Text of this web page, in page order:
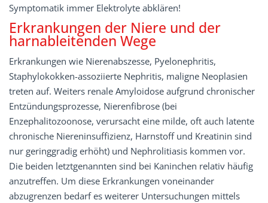
Symptomatik immer Elektrolyte abklären!
Erkrankungen der Niere und der
harnableitenden Wege
Erkrankungen wie Nierenabszesse, Pyelonephritis,
Staphylokokken-assoziierte Nephritis, maligne Neoplasien
treten auf. Weiters renale Amyloidose aufgrund chronischer
Entzündungsprozesse, Nierenfibrose (bei
Enzephalitozoonose, verursacht eine milde, oft auch latente
chronische Niereninsuffizienz, Harnstoff und Kreatinin sind
nur geringgradig erhöht) und Nephrolitiasis kommen vor.
Die beiden letztgenannten sind bei Kaninchen relativ häufig
anzutreffen. Um diese Erkrankungen voneinander
abzugrenzen bedarf es weiterer Untersuchungen mittels